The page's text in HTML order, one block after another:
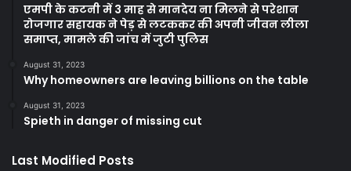
एमपी के कटनी में 3 माह से मानदेय ना मिलने से परेशान
रोजगार सहायक ने पेड़ से लटककर की अपनी जीवन लीला
समाप्त, मामले की जांच में जुटी पुलिस
August 31, 2023
Why homeowners are leaving billions on the table
August 31, 2023
Spieth in danger of missing cut
Last Modified Posts